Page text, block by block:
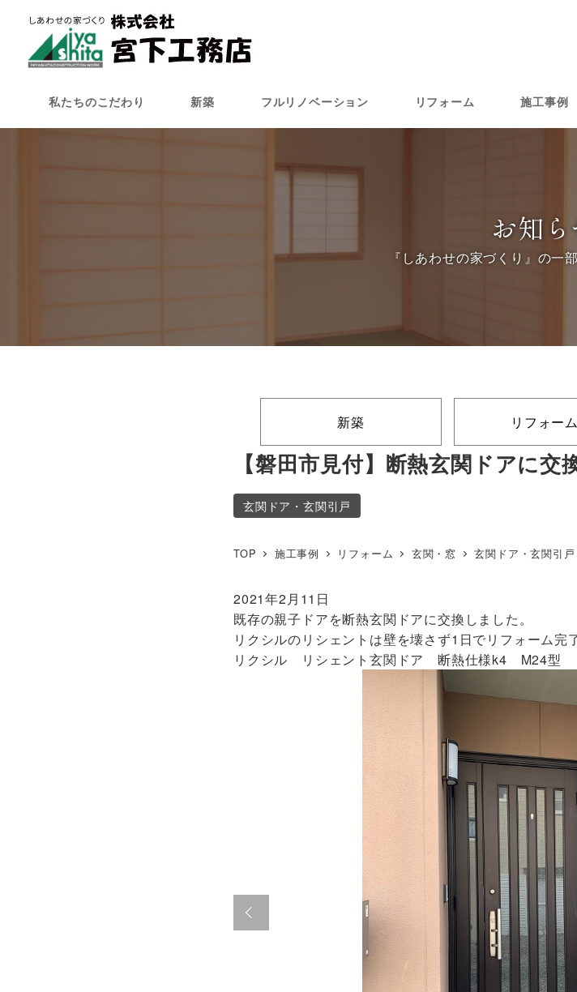
ン
私たちのこだわり 新築 フルリノベーション リフォーム 施工事例
お知ら
新築 リフォーム
【磐田市見付】断熱玄関ドアに交
玄関ドア・玄関引戸
TOP 施工事例 リフォーム 玄関・窓 玄関ドア・玄関引戸
2021年2月11日
既存の親子ドアを断熱玄関ドアに交換しました。
リクシルのリシェントは壁を壊さず1日でリフォーム完
リクシル リシェント玄関ドア 断熱仕様k4 M24型